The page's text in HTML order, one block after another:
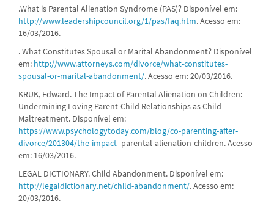
.What is Parental Alienation Syndrome (PAS)? Disponível em:
http://www.leadershipcouncil.org/1/pas/faq.htm. Acesso em:
16/03/2016.
. What Constitutes Spousal or Marital Abandonment? Disponível
em: http://www.attorneys.com/divorce/what-constitutes-
spousal-or-marital-abandonment/. Acesso em: 20/03/2016.
KRUK, Edward. The Impact of Parental Alienation on Children:
Undermining Loving Parent-Child Relationships as Child
Maltreatment. Disponível em:
https://www.psychologytoday.com/blog/co-parenting-after-
divorce/201304/the-impact- parental-alienation-children. Acesso
em: 16/03/2016.
LEGAL DICTIONARY. Child Abandonment. Disponível em:
http://legaldictionary.net/child-abandonment/. Acesso em:
20/03/2016.